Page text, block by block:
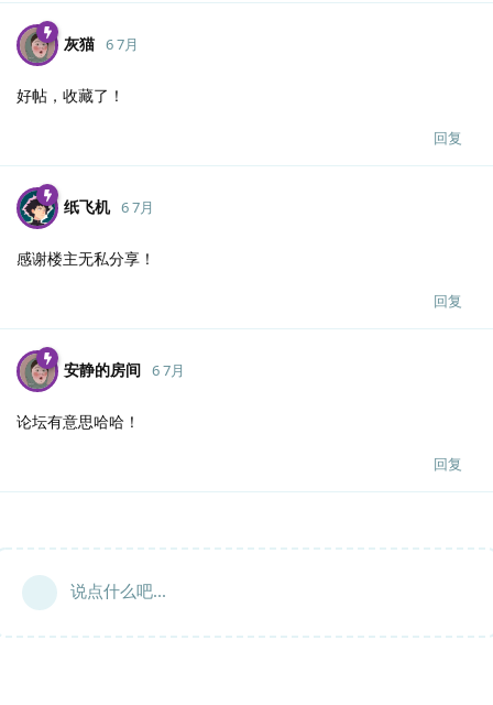
灰猫 6 7月
好帖，收藏了！
回复
纸飞机 6 7月
感谢楼主无私分享！
回复
安静的房间 6 7月
论坛有意思哈哈！
回复
说点什么吧...